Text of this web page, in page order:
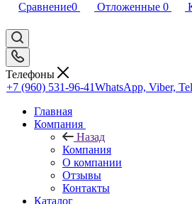
Сравнение0 Отложенные 0
Телефоны
+7 (960) 531-96-41WhatsApp, Viber,
Главная
Компания
Назад
Компания
О компании
Отзывы
Контакты
Каталог